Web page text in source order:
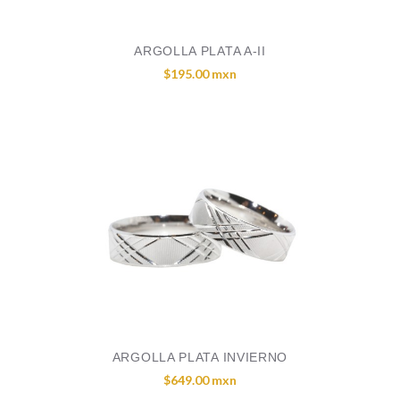
ARGOLLA PLATA A-II
$195.00 mxn
ARGOLLA PLATA INVIERNO
$649.00 mxn